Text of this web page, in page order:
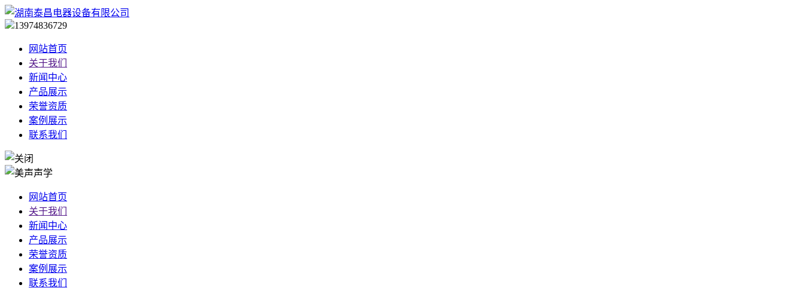
13974836729
网站首页
关于我们
新闻中心
产品展示
荣誉资质
案例展示
联系我们
网站首页
关于我们
新闻中心
产品展示
荣誉资质
案例展示
联系我们